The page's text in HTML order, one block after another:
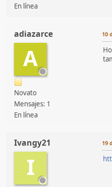
En línea
adiazarce
A
Novato
Mensajes: 1
En línea
10
Ivangy21
I
19